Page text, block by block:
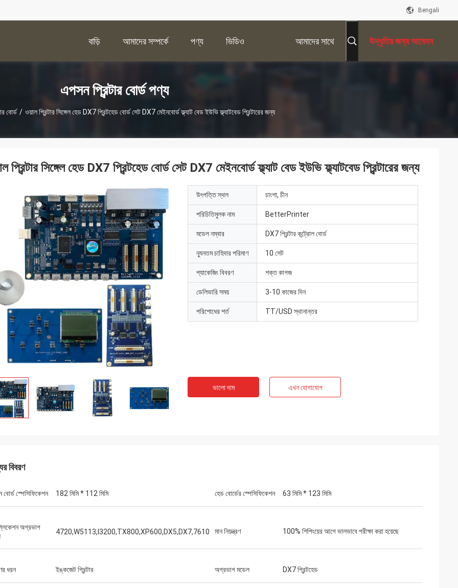
Bengali
বাড়ি আমাদের সম্পর্কে পণ্য ভিডিও আমাদের সাথে উদ্ধৃতির জন্য আবেদন
এপসন প্রিন্টার বোর্ড পণ্য
বোর্ড / ওয়াল প্রিন্টার সিঙ্গেল হেড DX7 প্রিন্টহেড বোর্ড সেট DX7 মেইনবোর্ড ফ্ল্যাট বেড ইউভি ফ্ল্যাটবেড প্রিন্টারের জন্য
প্রিন্টার সিঙ্গেল হেড DX7 প্রিন্টহেড বোর্ড সেট DX7 মেইনবোর্ড ফ্ল্যাট বেড ইউভি ফ্ল্যাটবেড প্রিন্টারের জন্য
উৎপত্তি স্থল চাংশা, চীন
পরিচিতিমুলক নাম BetterPrinter
মডেল নম্বার DX7 প্রিন্টার কন্ট্রোল বোর্ড
ন্যূনতম চাহিদার পরিমাণ 10 সেট
প্যাকেজিং বিবরণ শক্ত কাগজ
ডেলিভারি সময় 3-10 কাজের দিন
পরিশোধের শর্ত TT/USD স্থানান্তর
ভালো দাম এখন যোগাযোগ
বিবরণ
বোর্ড স্পেসিফিকেশন 182 মিমি * 112 মিমি হেড বোর্ডের স্পেসিফিকেশন 63 মিমি * 123 মিমি
অগ্রভাগ
4720,W5113,I3200,TX800,XP600,DX5,DX7,7610 মান নিয়ন্ত্রণ 100% শিপিংয়ের আগে ভালভাবে পরীক্ষা করা হয়েছে
ধরন ইঙ্কজেট প্রিন্টার অগ্রভাগ মডেল DX7 প্রিন্টহেড